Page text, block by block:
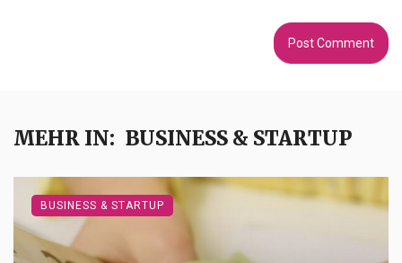
MEHR IN: BUSINESS & STARTUP
BUSINESS & STARTUP